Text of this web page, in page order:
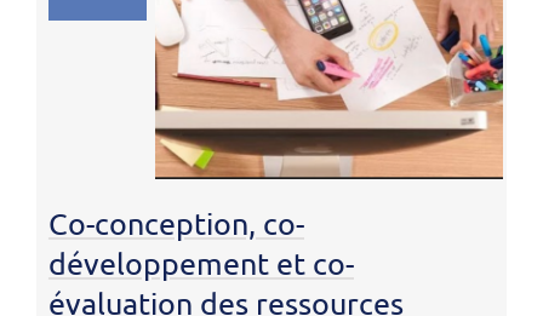
Co-conception, co-
développement et co-
évaluation des ressources